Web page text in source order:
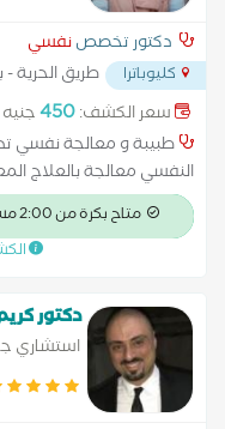
دكتور تخصصنفسي
كليوباترا
طريق الحرية -
شارع ابو قير بجانب صيدلية جاب
سعر الكشف:450جنيه
طبيبة و معالجة نفسي
النفسي معالجة بالعلاج
الالتزام معالجة بنظام
الدكتور تحويل جزء من سعر
متاح بكرة من 2:00 مساءً
دكتور
استشاري
احمد ماهر